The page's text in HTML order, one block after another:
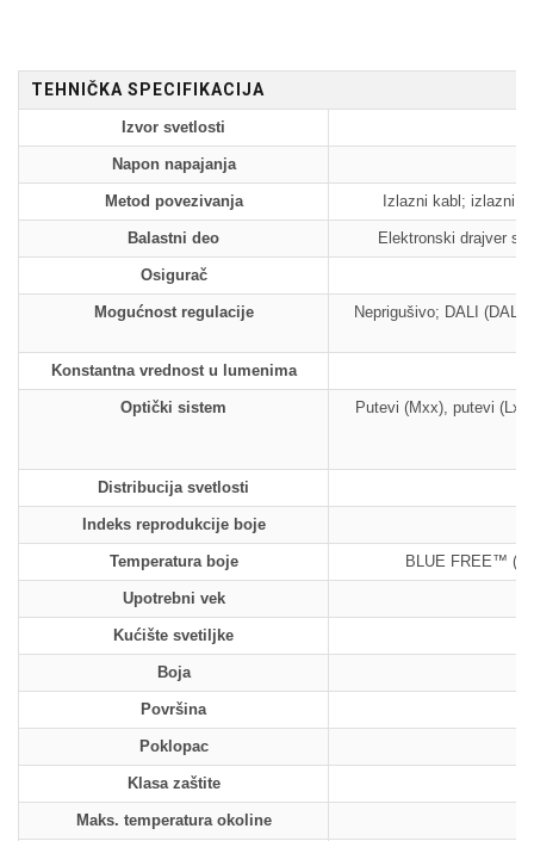
TEHNIČKA SPECIFIKACIJA
Izvor svetlosti
Napon napajanja
Metod povezivanja Izlazni kabl; izlazni
Balastni deo Elektronski drajver
Osigurač
Mogućnost regulacije Neprigušivo; DALI
Konstantna vrednost u lumenima
Optički sistem Putevi (Mxx), putevi
Distribucija svetlosti
Indeks reprodukcije boje
Temperatura boje BLUE FREE™
Upotrebni vek
Kućište svetiljke
Boja
Površina
Poklopac
Klasa zaštite
Maks. temperatura okoline